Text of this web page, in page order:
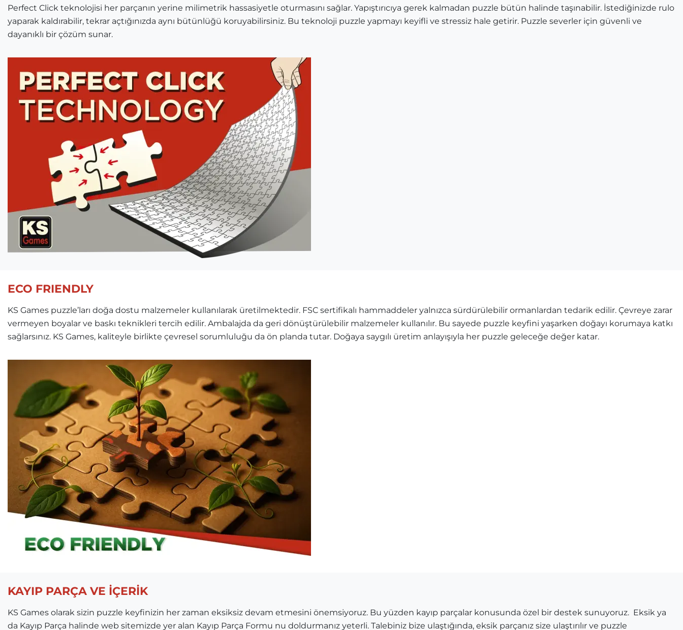
Perfect Click teknolojisi her parçanın yerine milimetrik hassasiyetle oturmasını sağlar. Yapıştırıcıya gerek kalmadan puzzle bütün halinde taşınabilir. İstediğinizde rulo
yaparak kaldırabilir, tekrar açtığınızda aynı bütünlüğü koruyabilirsiniz. Bu teknoloji puzzle yapmayı keyifli ve stressiz hale getirir. Puzzle severler için güvenli ve
dayanıklı bir çözüm sunar.
ECO FRIENDLY
KS Games puzzle’ları doğa dostu malzemeler kullanılarak üretilmektedir. FSC sertifikalı hammaddeler yalnızca sürdürülebilir ormanlardan tedarik edilir. Çevreye zarar
vermeyen boyalar ve baskı teknikleri tercih edilir. Ambalajda da geri dönüştürülebilir malzemeler kullanılır. Bu sayede puzzle keyfini yaşarken doğayı korumaya katkı
sağlarsınız. KS Games, kaliteyle birlikte çevresel sorumluluğu da ön planda tutar. Doğaya saygılı üretim anlayışıyla her puzzle geleceğe değer katar.
KAYIP PARÇA VE İÇERİK
KS Games olarak sizin puzzle keyfinizin her zaman eksiksiz devam etmesini önemsiyoruz. Bu yüzden kayıp parçalar konusunda özel bir destek sunuyoruz. Eksik ya
da Kayıp Parça halinde web sitemizde yer alan Kayıp Parça Formu nu doldurmanız yeterli. Talebiniz bize ulaştığında, eksik parçanız size ulaştırılır ve puzzle